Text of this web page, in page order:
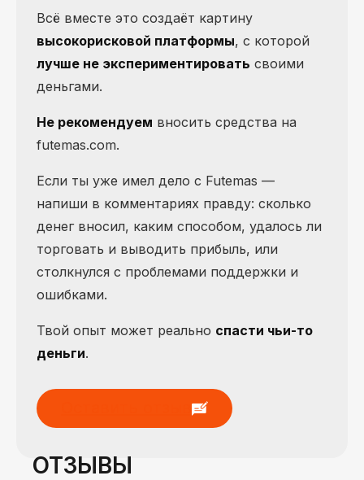
Всё вместе это создаёт картину
высокорисковой платформы, с которой
лучше не экспериментировать своими
деньгами.
Не рекомендуем вносить средства на
futemas.com.
Если ты уже имел дело с Futemas —
напиши в комментариях правду: сколько
денег вносил, каким способом, удалось ли
торговать и выводить прибыль, или
столкнулся с проблемами поддержки и
ошибками.
Твой опыт может реально спасти чьи-то
деньги.
ОТЗЫВЫ